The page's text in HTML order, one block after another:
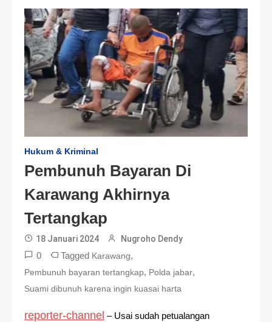
Hukum & Kriminal
Pembunuh Bayaran Di
Karawang Akhirnya
Tertangkap
18 Januari 2024 Nugroho Dendy
0 Tagged Karawang,
Pembunuh bayaran tertangkap, Polda jabar,
Suami dibunuh karena ingin kuasai harta
reporter-channel – Usai sudah petualangan